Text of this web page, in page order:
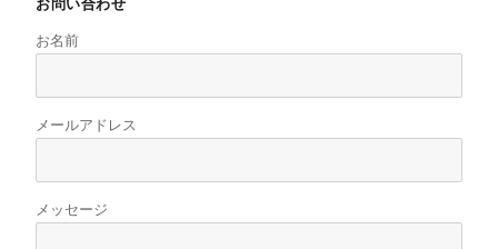
お問い合わせ
お名前
メールアドレス
メッセージ